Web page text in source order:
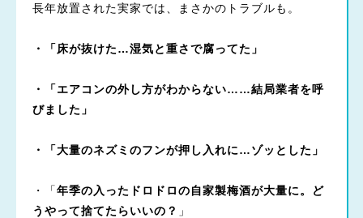
長年放置された実家では、まさかのトラブルも。
・「床が抜けた…湿気と重さで腐ってた」
・「エアコンの外し方がわからない……結局業者を呼
びました」
・「大量のネズミのフンが押し入れに…ゾッとした」
・「年季の入ったドロドロの自家製梅酒が大量に。ど
うやって捨てたらいいの？ 」